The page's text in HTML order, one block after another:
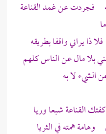
فجردت عن غمد القناعة
يراني واقفا بطريقه
بلا مال عن الناس كلهم
الشيء لا به
القناعة شبعا وريا
همته في الثريا